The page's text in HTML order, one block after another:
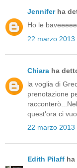
Jenniferha
Ho le
22 marzo
Chiara ha
la voglia di
prenotazione
quest'ora ci
22 marzo
Edith Pilaff ha